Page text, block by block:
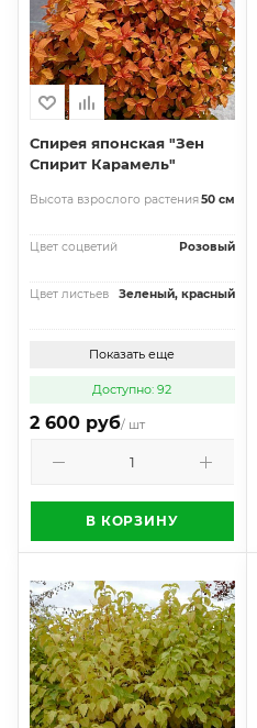
Спирея японская "Зен
Спирит Карамель"
Высота взрослого растения50 см
Цвет соцветий Розовый
Цвет листьев Зеленый, красный
Показать еще
Доступно: 92
2 600 руб/ шт
В КОРЗИНУ